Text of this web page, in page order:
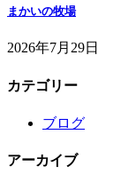
まかいの牧場
2026年7月29日
カテゴリー
ブログ
アーカイブ